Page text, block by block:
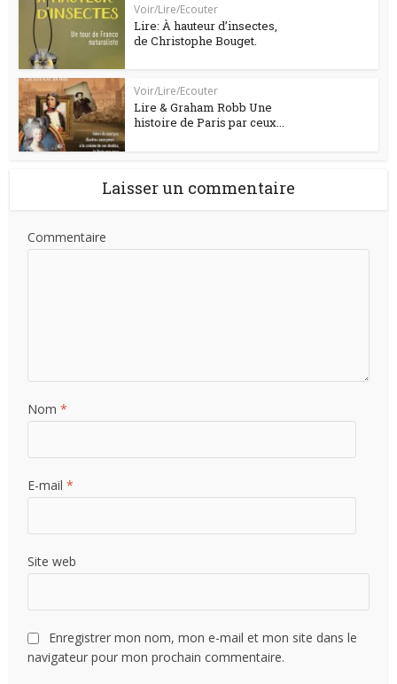
Voir/Lire/Ecouter
Lire: À hauteur d’insectes,
de Christophe Bouget.
Voir/Lire/Ecouter
Lire & Graham Robb Une
histoire de Paris par ceux...
Laisser un commentaire
Commentaire
Nom*
E-mail*
Site web
Enregistrer mon nom, mon e-mail et mon site dans le
navigateur pour mon prochain commentaire.